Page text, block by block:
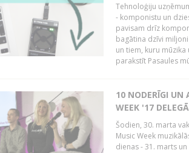
Tehnoloģiju
- komponistu un
pavisam drīz
bagātina dzīvi
un tiem, kuru
parakstīt Pasaules
10 NODERĪGI UN
WEEK '17
Šodien, 30. marta
Music Week
dienas - 31. marts